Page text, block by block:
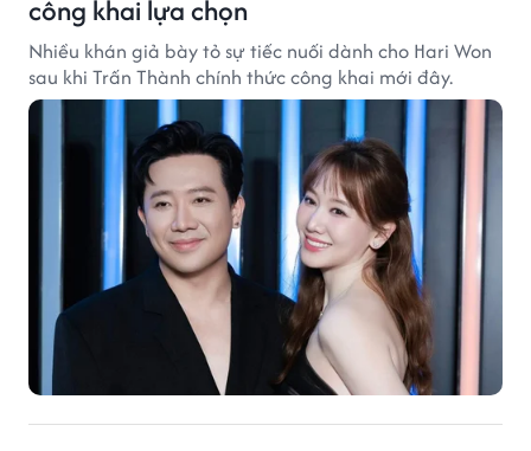
công khai lựa chọn
Nhiều khán giả bày tỏ sự tiếc nuối dành cho Hari Won
sau khi Trấn Thành chính thức công khai mới đây.